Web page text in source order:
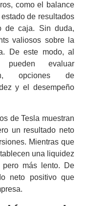
como el balance
de resultados
de caja. Sin duda,
valiosos sobre la
De este modo, al
pueden evaluar
opciones de
y el desempeño
de Tesla muestran
un resultado neto
Mientras que
una liquidez
pero más lento. De
neto positivo que